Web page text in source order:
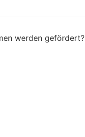
werden gefördert?